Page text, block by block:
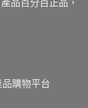
購物平台